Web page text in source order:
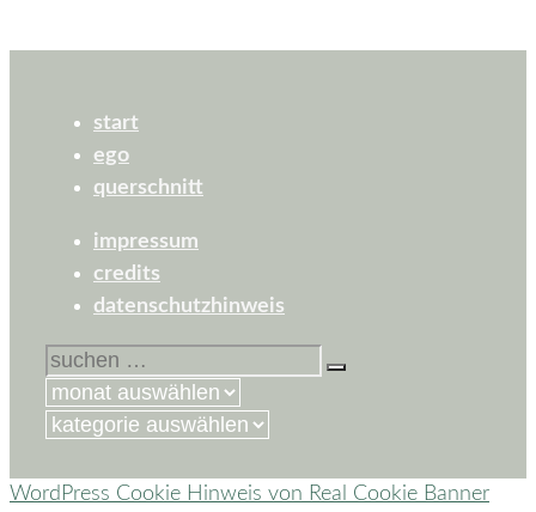
start
ego
querschnitt
impressum
credits
datenschutzhinweis
suchen
nach:
kategorien
WordPress Cookie Hinweis von Real Cookie Banner